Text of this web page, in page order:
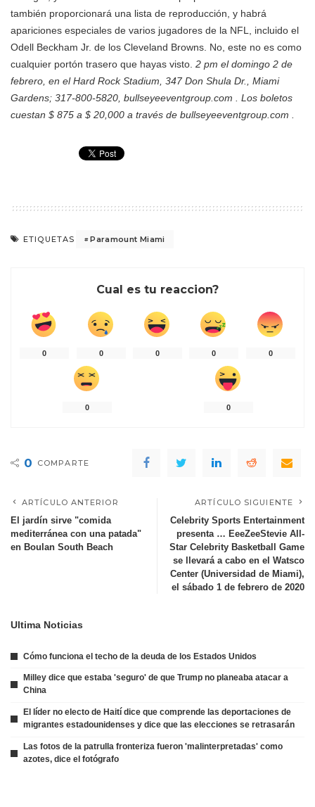
también proporcionará una lista de reproducción, y habrá
apariciones especiales de varios jugadores de la NFL, incluido el
Odell Beckham Jr. de los Cleveland Browns. No, este no es como
cualquier portón trasero que hayas visto. 2 pm el domingo 2 de
febrero, en el Hard Rock Stadium, 347 Don Shula Dr., Miami
Gardens; 317-800-5820, bullseyeeventgroup.com . Los boletos
cuestan $ 875 a $ 20,000 a través de bullseyeeventgroup.com .
ETIQUETAS Paramount Miami
Cual es tu reaccion?
0 0 0 0 0
0 0
0 COMPARTE
ARTÍCULO ANTERIOR
El jardín sirve "comida
mediterránea con una patada"
en Boulan South Beach
ARTÍCULO SIGUIENTE
Celebrity Sports Entertainment
presenta … EeeZeeStevie All-
Star Celebrity Basketball Game
se llevará a cabo en el Watsco
Center (Universidad de Miami),
el sábado 1 de febrero de 2020
Ultima Noticias
Cómo funciona el techo de la deuda de los Estados Unidos
Milley dice que estaba 'seguro' de que Trump no planeaba atacar a
China
El líder no electo de Haití dice que comprende las deportaciones de
migrantes estadounidenses y dice que las elecciones se retrasarán
Las fotos de la patrulla fronteriza fueron 'malinterpretadas' como
azotes, dice el fotógrafo